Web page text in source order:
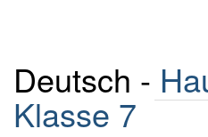
Deutsch -
Klasse 7